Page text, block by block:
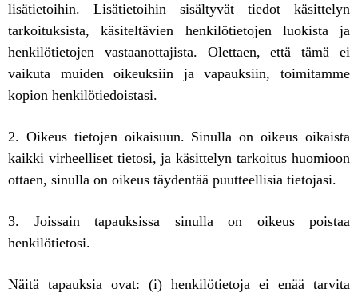
lisätietoihin. Lisätietoihin sisältyvät tiedot käsittelyn
tarkoituksista, käsiteltävien henkilötietojen luokista ja
henkilötietojen vastaanottajista. Olettaen, että tämä ei
vaikuta muiden oikeuksiin ja vapauksiin, toimitamme
kopion henkilötiedoistasi.
2. Oikeus tietojen oikaisuun. Sinulla on oikeus oikaista
kaikki virheelliset tietosi, ja käsittelyn tarkoitus huomioon
ottaen, sinulla on oikeus täydentää puutteellisia tietojasi.
3. Joissain tapauksissa sinulla on oikeus poistaa
henkilötietosi.
Näitä tapauksia ovat: (i) henkilötietoja ei enää tarvita